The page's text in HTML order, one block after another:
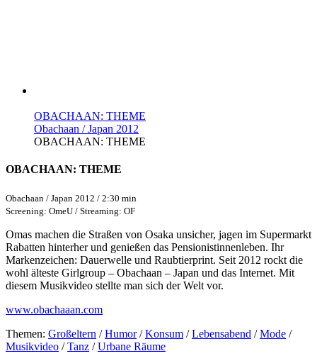
OBACHAAN: THEME
Obachaan / Japan 2012
OBACHAAN: THEME
OBACHAAN: THEME
Obachaan / Japan 2012 / 2:30 min
Screening: OmeU / Streaming: OF
Omas machen die Straßen von Osaka unsicher, jagen im Supermarkt
Rabatten hinterher und genießen das Pensionistinnenleben. Ihr
Markenzeichen: Dauerwelle und Raubtierprint. Seit 2012 rockt die
wohl älteste Girlgroup – Obachaan – Japan und das Internet. Mit
diesem Musikvideo stellte man sich der Welt vor.
www.obachaaan.com
Themen: Großeltern /Humor/Konsum /Lebensabend /Mode /
Musikvideo /Tanz /Urbane Räume